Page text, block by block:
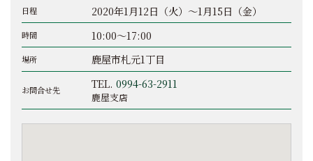
日程 2020年1月12日（火）～1月15日（金）
時間 10:00～17:00
場所 鹿屋市札元1丁目
お問合せ先 TEL. 0994-63-2911
鹿屋支店